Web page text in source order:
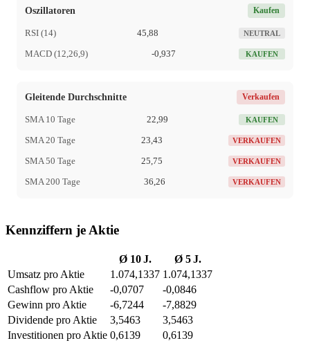
Oszillatoren Kaufen
RSI (14) 45,88 NEUTRAL
MACD (12,26,9) -0,937 KAUFEN
Gleitende Durchschnitte Verkaufen
SMA 10 Tage 22,99 KAUFEN
SMA 20 Tage 23,43 VERKAUFEN
SMA 50 Tage 25,75 VERKAUFEN
SMA 200 Tage 36,26 VERKAUFEN
Kennziffern je Aktie
Ø 10 J.
Ø 5 J.
Umsatz pro Aktie
1.074,1337 1.074,1337
Cashflow pro Aktie
-0,0707
-0,0846
Gewinn pro Aktie
-6,7244
-7,8829
Dividende pro Aktie
3,5463
3,5463
Investitionen pro Aktie 0,6139
0,6139